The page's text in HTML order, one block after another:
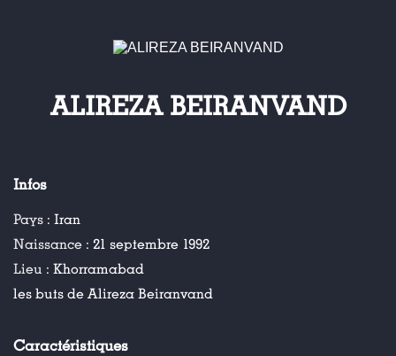
ALIREZA BEIRANVAND
Infos
Pays : Iran
Naissance : 21 septembre 1992
Lieu : Khorramabad
les buts de Alireza Beiranvand
Caractéristiques